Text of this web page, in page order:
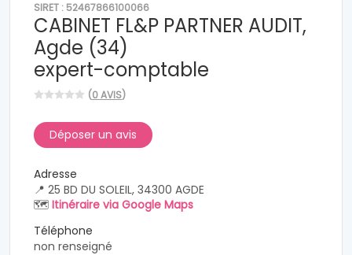
SIRET : 52467866100066
CABINET FL&P PARTNER AUDIT,
Agde (34)
expert-comptable
(0 AVIS)
Déposer un avis
Adresse
📍 25 BD DU SOLEIL, 34300 AGDE
🗺️ Itinéraire via Google Maps
Téléphone
non renseigné